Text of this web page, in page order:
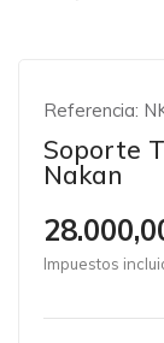
Referencia:
Soporte
Nakan
Impuestos